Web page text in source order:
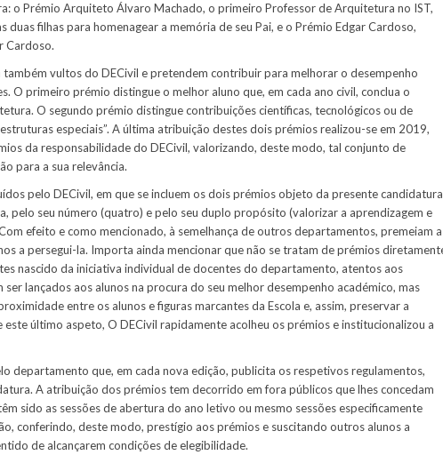
o Prémio Arquiteto Álvaro Machado, o primeiro Professor de Arquitetura no IST,
duas filhas para homenagear a memória de seu Pai, e o Prémio Edgar Cardoso,
Cardoso.
vultos do DECivil e pretendem contribuir para melhorar o desempenho
O primeiro prémio distingue o melhor aluno que, em cada ano civil, conclua o
O segundo prémio distingue contribuições científicas, tecnológicos ou de
especiais”. A última atribuição destes dois prémios realizou-se em 2019,
da responsabilidade do DECivil, valorizando, deste modo, tal conjunto de
para a sua relevância.
pelo DECivil, em que se incluem os dois prémios objeto da presente
pelo seu número (quatro) e pelo seu duplo propósito (valorizar a aprendizagem e
efeito e como mencionado, à semelhança de outros departamentos, premeiam a
a persegui-la. Importa ainda mencionar que não se tratam de prémios
nascido da iniciativa individual de docentes do departamento, atentos aos
lançados aos alunos na procura do seu melhor desempenho académico, mas
entre os alunos e figuras marcantes da Escola e, assim, preservar a
último aspeto, O DECivil rapidamente acolheu os prémios e institucionalizou a
departamento que, em cada nova edição, publicita os respetivos regulamentos,
A atribuição dos prémios tem decorrido em fora públicos que lhes concedam
sido as sessões de abertura do ano letivo ou mesmo sessões especificamente
conferindo, deste modo, prestígio aos prémios e suscitando outros alunos a
de alcançarem condições de elegibilidade.